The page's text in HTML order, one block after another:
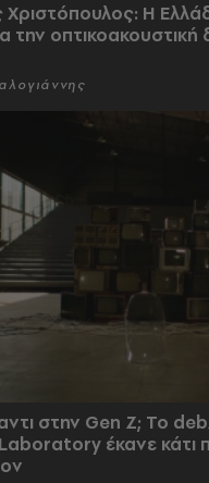
Η
την
στην Gen Z; Το
έκανε κάτι